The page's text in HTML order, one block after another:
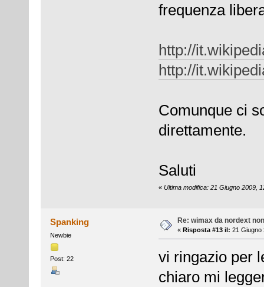
frequenza
http://
http://
Comunque ci
direttamente.
Saluti
« Ultima modifica: 21 Giugno 2009,
Spanking
Newbie
Post: 22
Re: wimax da nordext
« Risposta #13 il: 21 Giugno
vi ringazio per
chiaro mi